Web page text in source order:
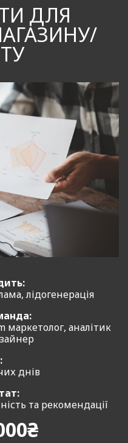
ДЛЯ
лідогенерація
маркетолог, аналітик
днів
та рекомендації